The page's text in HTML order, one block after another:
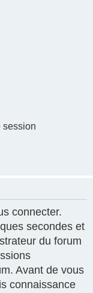
session
connecter.
secondes et
du forum
Avant de vous
connaissance